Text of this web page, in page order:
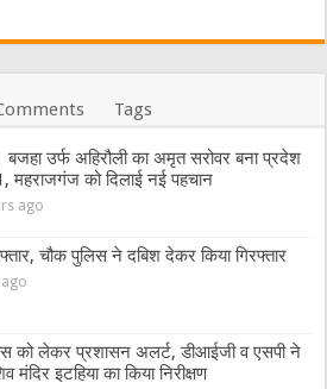
Tags
उर्फ अहिरौली का अमृत सरोवर बना प्रदेश
महराजगंज को दिलाई नई पहचान
ago
चौक पुलिस ने दबिश देकर किया गिरफ्तार
को लेकर प्रशासन अलर्ट, डीआईजी व एसपी ने
मंदिर इटहिया का किया निरीक्षण